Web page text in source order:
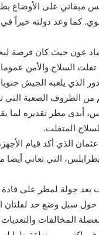
ميقاتي على الأوضاع
كما وعد دولته خيراً
عون حيث كان فرصة
تفلت السلاح والأمن
الذي يلعبه الجيش
من الظروف الصعبة التي
أبدى مطر تقديره لما
المتفلت.
عثمان الذي أكد قيام
التي تعاني أيضا
بعد جولة لمطر على
سبل وضع حد لفلتان
المخالفات